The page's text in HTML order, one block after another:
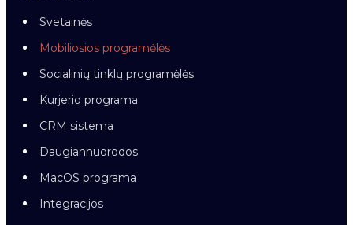
Svetainės
Mobiliosios programėlės
Socialinių tinklų programėlės
Kurjerio programa
CRM sistema
Daugiannuorodos
MacOS programa
Integracijos